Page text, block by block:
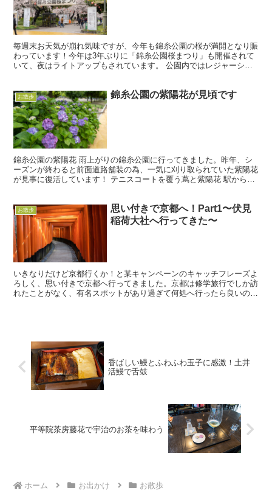
毎週末お天気が崩れ気味ですが、今年も錦糸公園の桜が満開となり賑
わっています！今年は3年ぶりに「錦糸公園桜まつり」も開催されて
いて、夜はライトアップもされています。 公園内ではレジャーシー
お散歩 錦糸公園の紫陽花が見頃です
錦糸公園の紫陽花 雨上がりの錦糸公園に行ってきました。昨年、シ
ーズンが終わると前面道路舗装の為、一気に刈り取られていた紫陽花
が見事に復活しています！ テニスコートを覆う蔦と紫陽花 駅から向
お散歩
思い付きで京都へ！Part1〜伏見
稲荷大社へ行ってきた〜
いきなりだけど京都行くか！と某キャンペーンのキャッチフレーズよ
ろしく、思い付きで京都へ行ってきました。京都は修学旅行でしか訪
れたことがなく、有名スポットがあり過ぎて何処へ行ったら良いのや
香ばしい鰻とふわふわ玉子に感激！土井
活鰻で舌鼓
平等院茶房藤花で宇治のお茶を味わう
ホーム お出かけ お散歩